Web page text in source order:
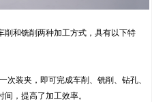
削和铣削两种加工方式，具有以下特
装夹，即可完成车削、铣削、钻孔、
，提高了加工效率。